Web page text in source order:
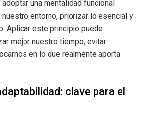
adoptar una mentalidad funcional
entorno, priorizar lo esencial y
Aplicar este principio puede
mejor nuestro tiempo, evitar
en lo que realmente aporta
clave para el